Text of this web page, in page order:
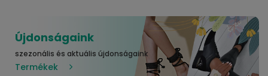
Újdonságaink
szezonális és aktuális újdonságaink
Termékek